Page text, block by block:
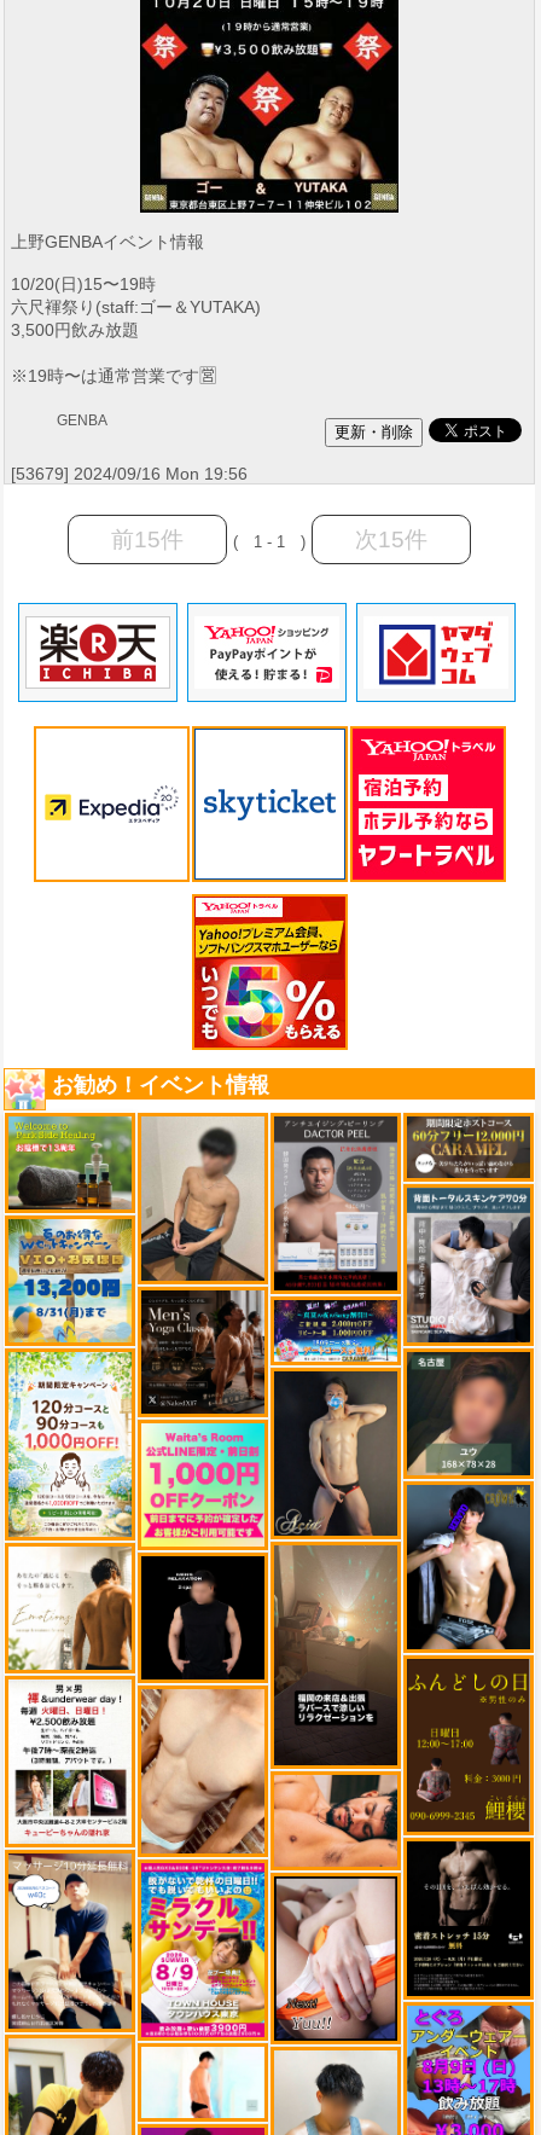
上野GENBAイベント情報
10/20(日)15〜19時
六尺褌祭り(staff:ゴー＆YUTAKA)
3,500円飲み放題
※19時〜は通常営業です🈺
GENBA
[53679] 2024/09/16 Mon 19:56
前15件 ( 1 - 1 ) 次15件
お勧め！イベント情報